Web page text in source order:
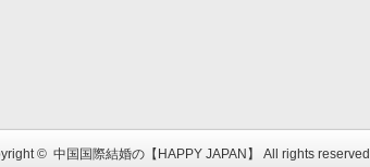
© 中国国際結婚の【HAPPY JAPAN】 All rights reserved.